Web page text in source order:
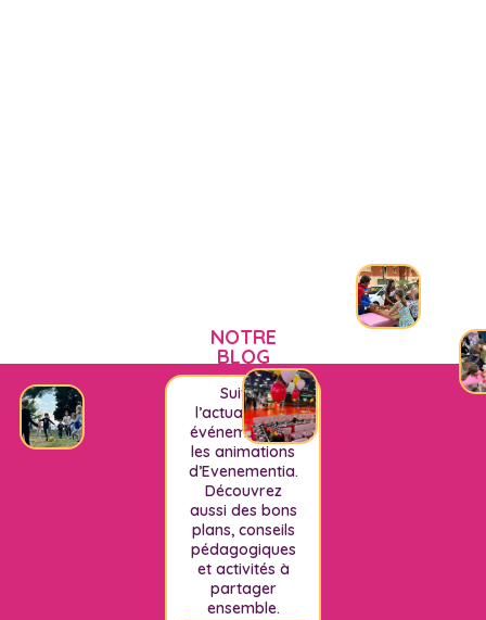
NOTRE
BLOG
Suivez
l’actualité, les
événements et
les animations
d’Evenementia.
Découvrez
aussi des bons
plans, conseils
pédagogiques
et activités à
partager
ensemble.